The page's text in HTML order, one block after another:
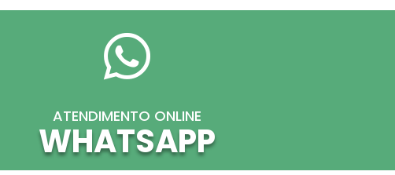

ATENDIMENTO ONLINE
WHATSAPP